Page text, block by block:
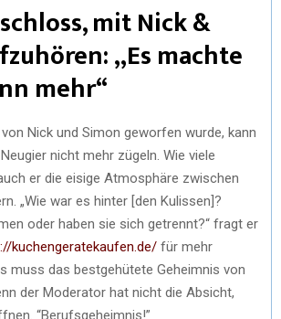
mit Nick &
„Es machte
mehr“
Nick und Simon geworfen wurde, kann
nicht mehr zügeln. Wie viele
er die eisige Atmosphäre zwischen
„Wie war es hinter [den Kulissen]?
oder haben sie sich getrennt?“ fragt er
kuchengeratekaufen.de/ für mehr
muss das bestgehütete Geheimnis von
der Moderator hat nicht die Absicht,
“Berufsgeheimnis!”